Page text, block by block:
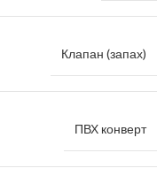
Клапан (запах)
ПВХ конверт